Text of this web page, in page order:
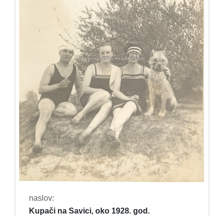
naslov:
Kupači na Savici, oko 1928. god.